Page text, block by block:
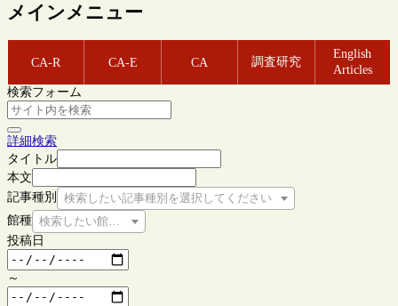
メインメニュー
CA-R CA-E CA 調査研究
English
Articles
検索フォーム
詳細検索
タイトル
本文
記事種別
検索したい記事種別を選択してください
館種 検索したい館種を選択してください
投稿日
～